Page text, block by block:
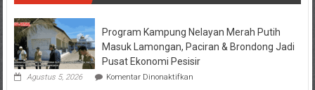
Digagalkan
Bandara
Program Kampung Nelayan Merah Putih
Masuk Lamongan, Paciran & Brondong Jadi
Pusat Ekonomi Pesisir
Agustus 5, 2026 Komentar Dinonaktifkanpada